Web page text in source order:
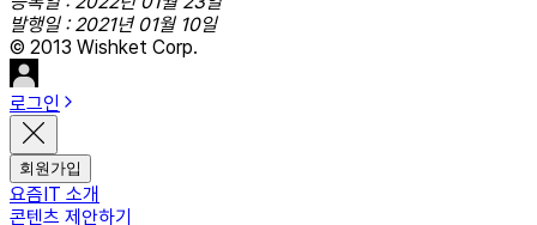
발행일 : 2021년 01월 10일
© 2013 Wishket Corp.
로그인
회원가입
요즘IT 소개
콘텐츠 제안하기